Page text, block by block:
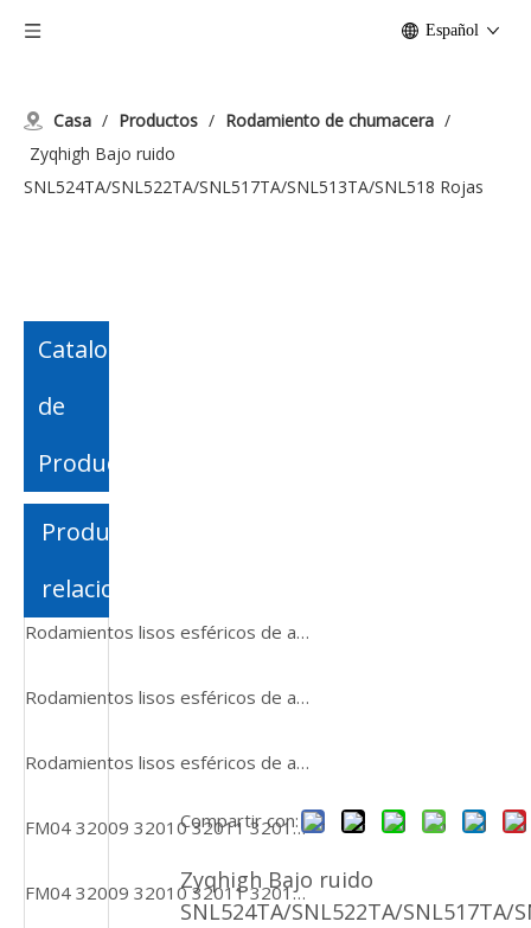
Español
Casa / Productos / Rodamiento de chumacera /
Zyqhigh Bajo ruido
SNL524TA/SNL522TA/SNL517TA/SNL513TA/SNL518 Rojas
Catalogo
de
Producto
Productos
relacionados
Rodamientos lisos esféricos de alta precisión y alta calidad FM GE55 SX
Rodamientos lisos esféricos de alta precisión y alta calidad FM GE55 SX
Rodamientos lisos esféricos de alta precisión y alta calidad FM GE55 SX
FM04 32009 32010 32011 32012 32013 rodamientos de rodillos cónicos para metalurgia
FM04 32009 32010 32011 32012 32013 rodamientos de rodillos cónicos para metalurgia
Compartir con:
Zyqhigh Bajo ruido
SNL524TA/SNL522TA/SNL517TA/